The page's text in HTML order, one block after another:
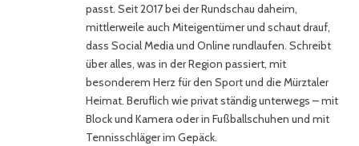
passt. Seit 2017 bei der Rundschau daheim,
mittlerweile auch Miteigentümer und schaut drauf,
dass Social Media und Online rundlaufen. Schreibt
über alles, was in der Region passiert, mit
besonderem Herz für den Sport und die Mürztaler
Heimat. Beruflich wie privat ständig unterwegs – mit
Block und Kamera oder in Fußballschuhen und mit
Tennisschläger im Gepäck.